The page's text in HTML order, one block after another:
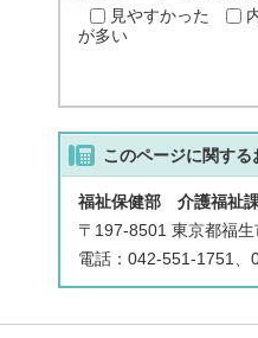
見やすかった
が多い
このページに関する
福祉保健部 介護福祉
〒197-8501 東京都福
電話：042-551-1751、